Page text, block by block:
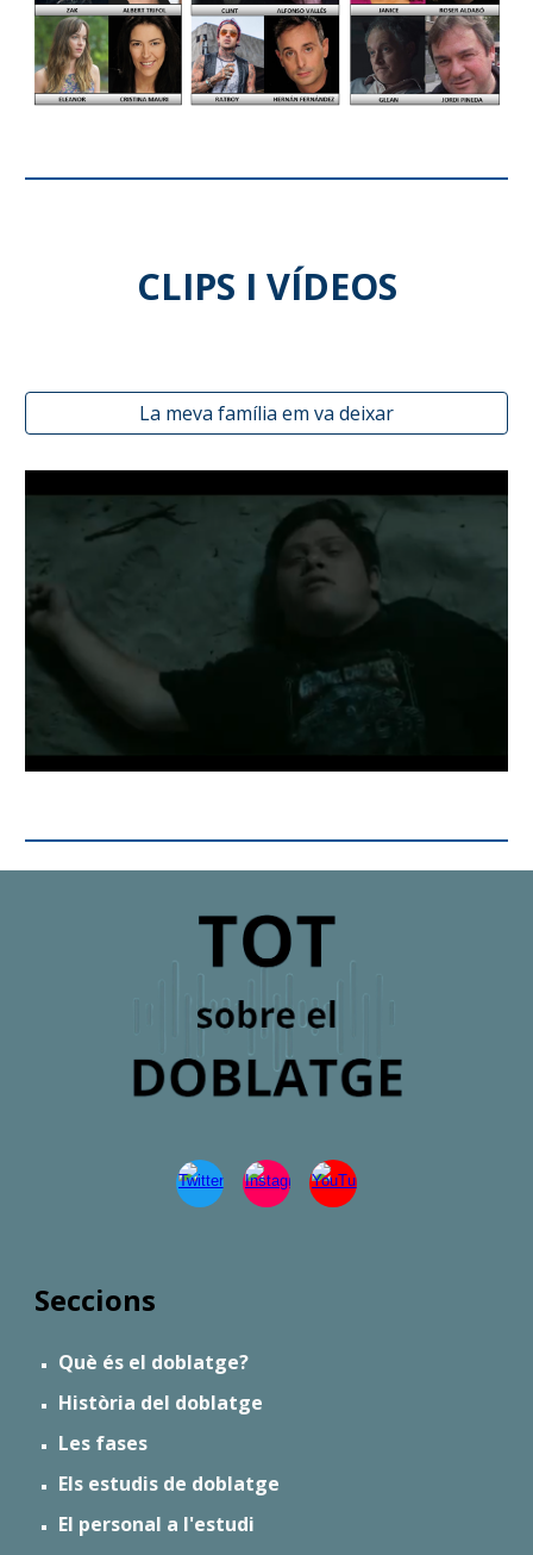
CLIPS I VÍDEOS
La meva família em va deixar
Seccions
Què és el doblatge?
Història del doblatge
Les fases
Els estudis de doblatge
El personal a l'estudi